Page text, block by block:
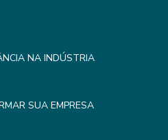
NA INDÚSTRIA
SUA EMPRESA